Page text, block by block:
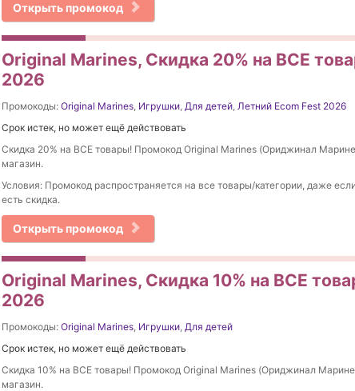
Открыть промокод
Original Marines, Скидка 20% на ВСЕ
2026
Промокоды: Original Marines, Игрушки, Для детей, Летний Ecom Fest 2026
Срок истек, но может ещё действовать
Скидка 20% на ВСЕ товары! Промокод Original Marines (Ориджинал
магазин.
Условия: Промокод распространяется на все товары/категории, даже
есть скидка.
Открыть промокод
Original Marines, Скидка 10% на ВСЕ
2026
Промокоды: Original Marines, Игрушки, Для детей
Срок истек, но может ещё действовать
Скидка 10% на ВСЕ товары! Промокод Original Marines (Ориджинал
магазин.